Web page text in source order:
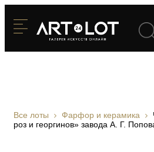
Все лоты Фарфор и керамика
роз и георгинов» завода А. Г.